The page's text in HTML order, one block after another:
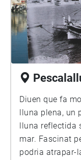
Diuen que fa
lluna plena, un
lluna reflectida
mar. Fascinat
podria atrapar-